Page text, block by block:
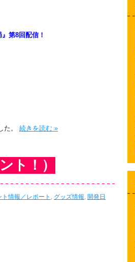
第8回配信！
た。 続きを読む »
ト！）
ト情報／レポート , グッズ情報, 開発日